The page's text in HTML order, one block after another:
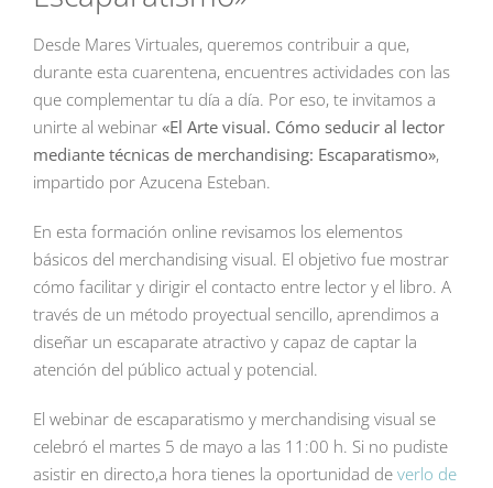
Desde Mares Virtuales, queremos contribuir a que,
durante esta cuarentena, encuentres actividades con las
que complementar tu día a día. Por eso, te invitamos a
unirte al webinar «El Arte visual. Cómo seducir al lector
mediante técnicas de merchandising: Escaparatismo»,
impartido por Azucena Esteban.
En esta formación online revisamos los elementos
básicos del merchandising visual. El objetivo fue mostrar
cómo facilitar y dirigir el contacto entre lector y el libro. A
través de un método proyectual sencillo, aprendimos a
diseñar un escaparate atractivo y capaz de captar la
atención del público actual y potencial.
El webinar de escaparatismo y merchandising visual se
celebró el martes 5 de mayo a las 11:00 h. Si no pudiste
asistir en directo,a hora tienes la oportunidad de verlo de